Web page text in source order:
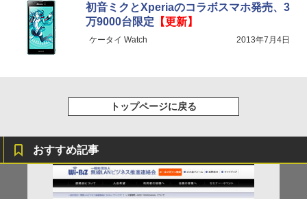
初音ミクとXperiaのコラボスマホ発売、3
万9000台限定 【更新】
ケータイ Watch 2013年7月4日
トップページに戻る
おすすめ記事